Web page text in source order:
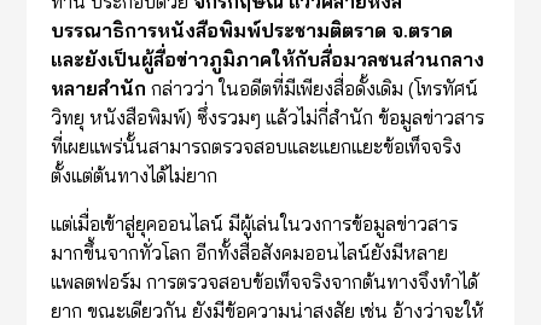
บรรณาธิการหนังสือพิมพ์ประชามติตราด จ.ตราด
และยังเป็นผู้สื่อข่าวภูมิภาคให้กับสื่อมวลชนส่วนกลาง
หลายสำนัก กล่าวว่า ในอดีตที่มีเพียงสื่อดั้งเดิม (โทรทัศน์
วิทยุ หนังสือพิมพ์) ซึ่งรวมๆ แล้วไม่กี่สำนัก ข้อมูลข่าวสาร
ที่เผยแพร่นั้นสามารถตรวจสอบและแยกแยะข้อเท็จจริง
ตั้งแต่ต้นทางได้ไม่ยาก
แต่เมื่อเข้าสู่ยุคออนไลน์ มีผู้เล่นในวงการข้อมูลข่าวสาร
มากขึ้นจากทั่วโลก อีกทั้งสื่อสังคมออนไลน์ยังมีหลาย
แพลตฟอร์ม การตรวจสอบข้อเท็จจริงจากต้นทางจึงทำได้
ยาก ขณะเดียวกัน ยังมีข้อความน่าสงสัย เช่น อ้างว่าจะให้